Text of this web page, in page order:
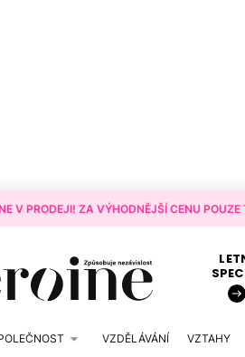
V PRODEJI! ZA VÝHODNĚJŠÍ CENU
VZDĚLÁVÁNÍ VZTAHY